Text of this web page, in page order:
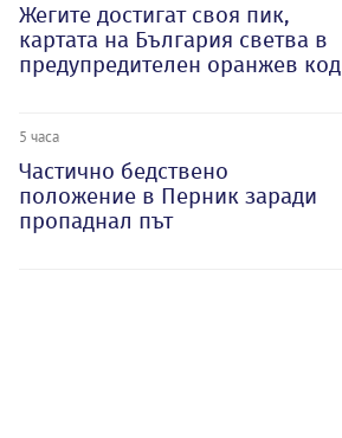
Жегите достигат своя пик,
картата на България светва в
предупредителен оранжев код
5 часа
Частично бедствено
положение в Перник заради
пропаднал път